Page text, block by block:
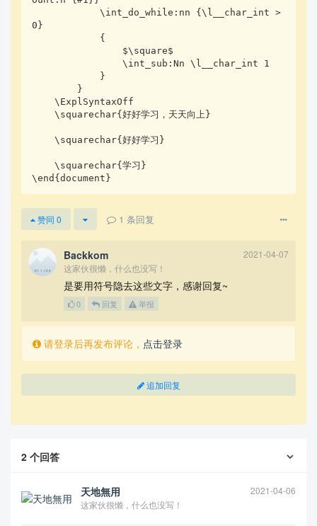
            \int_do_while:nn {\l__char_int >
0}
                \int_sub:Nn \l__char_int 1
    \ExplSyntaxOff
    \squarechar{好好学习，天天向上}
    \squarechar{好好学习}
    \squarechar{学习}
\end{document}
赞同 0 1 条回复
Backkom
2021-04-07
这家伙很懒，什么也没写！
是要用符号隐去这些文字，感谢回复~
0 回复 举报
请登录后再发布评论， 点击登录
追加回复
2 个回答
天地無用
2021-04-06
这家伙很懒，什么也没写！